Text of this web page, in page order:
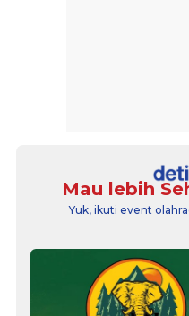
Mau lebih
Yuk, ikuti event